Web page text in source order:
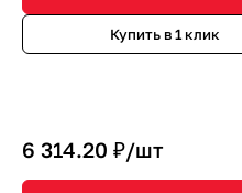
Купить в 1 клик
6 314.20 ₽/шт